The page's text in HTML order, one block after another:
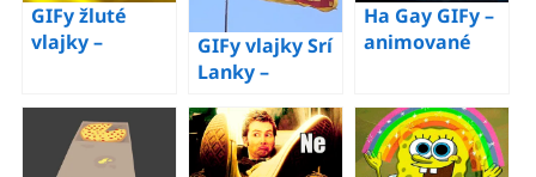
GIFy žluté
vlajky –
zdarma
GIFy vlajky Srí
Lanky –
obrázky
zdarma
Ha Gay GIFy –
animované
zdarma